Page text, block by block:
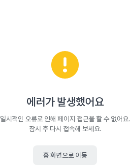
에러가 발생했어요
일시적인 오류로 인해 페이지 접근을 할 수 없어요.
잠시 후 다시 접속해 보세요.
홈 화면으로 이동